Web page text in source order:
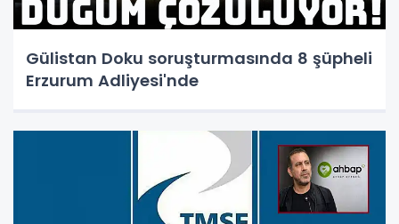
Gülistan Doku soruşturmasında 8 şüpheli
Erzurum Adliyesi'nde